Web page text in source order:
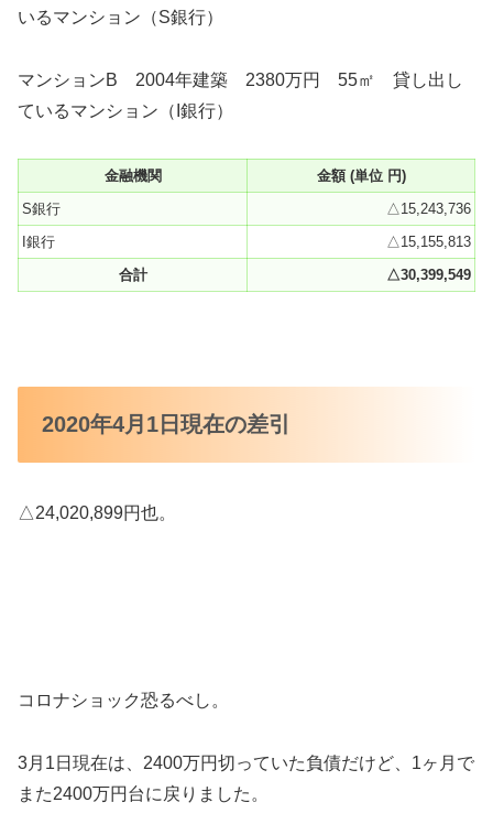
いるマンション（S銀行）
マンションB 2004年建築 2380万円 55㎡ 貸し出し
ているマンション（I銀行）
金融機関
金額 (単位 円)
S銀行
△15,243,736
I銀行
△15,155,813
合計
△30,399,549
2020年4月1日現在の差引
△24,020,899円也。
コロナショック恐るべし。
3月1日現在は、2400万円切っていた負債だけど、1ヶ月で
また2400万円台に戻りました。